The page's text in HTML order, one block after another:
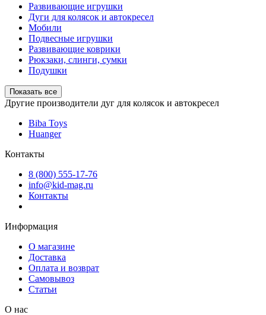
Развивающие игрушки
Дуги для колясок и автокресел
Мобили
Подвесные игрушки
Развивающие коврики
Рюкзаки, слинги, сумки
Подушки
Показать все
Другие производители дуг для колясок и автокресел
Biba Toys
Huanger
Контакты
8 (800) 555-17-76
info@kid-mag.ru
Контакты
Информация
О магазине
Доставка
Оплата и возврат
Самовывоз
Статьи
О нас